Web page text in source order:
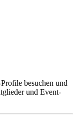
besuchen und
und Event-